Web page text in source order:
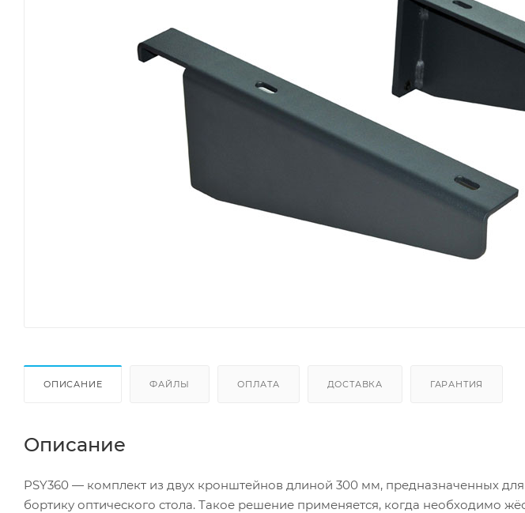
ОПИСАНИЕ ФАЙЛЫ ОПЛАТА ДОСТАВКА ГАРАНТИЯ
Описание
PSY360 — комплект из двух кронштейнов длиной 300 мм, предназначенных
бортику оптического стола. Такое решение применяется, когда необходимо